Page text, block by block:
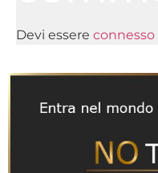
Devi essere connesso